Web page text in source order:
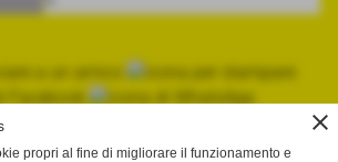
close
propri al fine di migliorare il funzionamento e